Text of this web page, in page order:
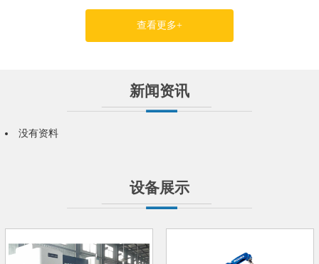
查看更多+
新闻资讯
没有资料
设备展示